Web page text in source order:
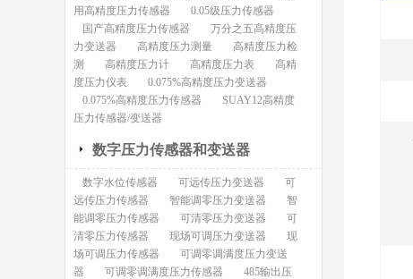
用高精度压力传感器
0.05级压力传感器
国产高精度压力传感器
万分之五高精度压
力变送器
高精度压力测量
高精度压力检
测
高精度压力计 高精度压力表
高精
度压力仪表
0.075%高精度压力变送器
0.075%高精度压力传感器
SUAY12高精度
压力传感器/变送器
数字压力传感器和变送器
数字水位传感器 可远传压力变送器
可
远传压力传感器
智能调零压力变送器
智
能调零压力传感器
可清零压力变送器
可
清零压力传感器
现场可调压力变送器
现
场可调压力传感器
可调零调满度压力变送
器
可调零调满度压力传感器
485输出压